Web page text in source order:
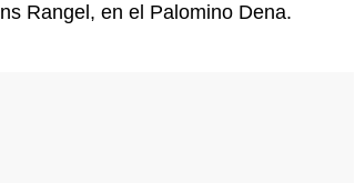
Rangel, en el Palomino Dena.